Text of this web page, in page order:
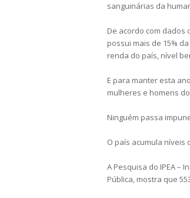
sanguinárias da
De acordo com dados
possui mais de 15%
renda do país, nível
E para manter esta
mulheres e homens
Ninguém passa
O país acumula níveis
A Pesquisa do IPEA –
Pública, mostra que